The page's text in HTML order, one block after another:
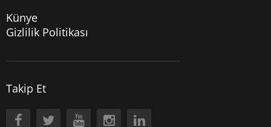
Künye
Gizlilik Politikası
Takip Et